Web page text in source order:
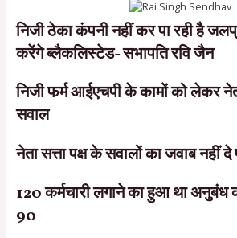
निजी ठेका कंपनी नहीं कर पा रही है
करेंगे ब्लैकलिस्टेड- सभापति रवि जैन
निजी फर्म आईएचपी के कामों को लेकर
सवाल
नेता सत्ता पक्ष के सवालों का जवाब नहीं दे
120 कर्मचारी लगाने का हुआ था अनुबंध
90